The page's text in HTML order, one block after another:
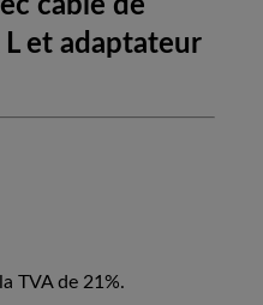
câble de
et adaptateur
TVA de 21%.